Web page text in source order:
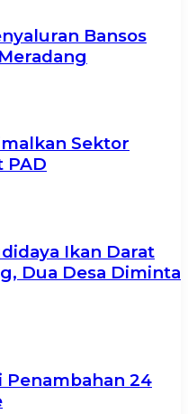
Bansos
Sektor
PAD
Ikan Darat
Dua Desa Diminta
Penambahan 24